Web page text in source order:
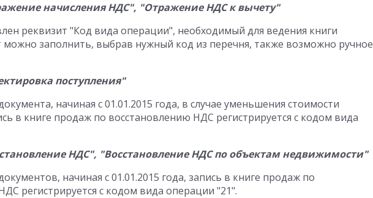
начисления НДС", "Отражение НДС к вычету"
реквизит "Код вида операции", необходимый для ведения книги
можно заполнить, выбрав нужный код из перечня, также возможно ручное
поступления"
начиная с 01.01.2015 года, в случае уменьшения стоимости
в книге продаж по восстановлению НДС регистрируется с кодом вида
НДС", "Восстановление НДС по объектам недвижимости"
начиная с 01.01.2015 года, запись в книге продаж по
регистрируется с кодом вида операции "21".